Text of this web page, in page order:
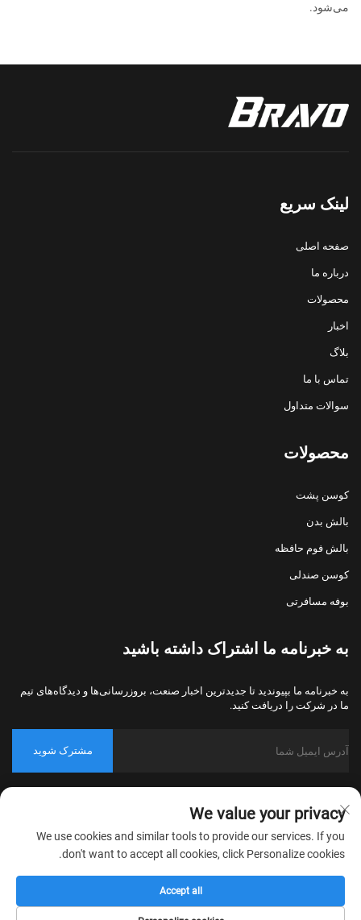
می‌شود.
لینک سریع
صفحه اصلی
درباره ما
محصولات
اخبار
بلاگ
تماس با ما
سوالات متداول
محصولات
کوسن پشت
بالش بدن
بالش فوم حافظه
کوسن صندلی
بوفه مسافرتی
به خبرنامه ما اشتراک داشته باشید
به خبرنامه ما بپیوندید تا جدیدترین اخبار صنعت، بروزرسانی‌ها و دیدگاه‌های تیم
ما در شرکت را دریافت کنید.
مشترک شوید
حقوق محفوظ است.
سیاست حریم خصوصی
We value your privacy
We use cookies and similar tools to provide our services. If you
don't want to accept all cookies, click Personalize cookies.
Accept all